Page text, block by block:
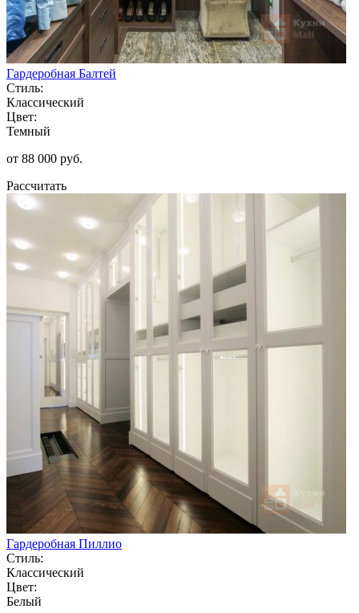
Гардеробная Балтей
Стиль:
Классический
Цвет:
Темный
от 88 000 руб.
Рассчитать
Гардеробная Пиллио
Стиль:
Классический
Цвет:
Белый